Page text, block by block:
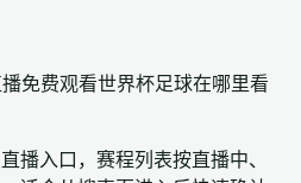
免费观看世界杯足球在哪里看
播入口，赛程列表按直播中、